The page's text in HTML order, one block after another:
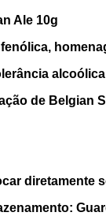
Ale 10g
de Belgian
diretamente